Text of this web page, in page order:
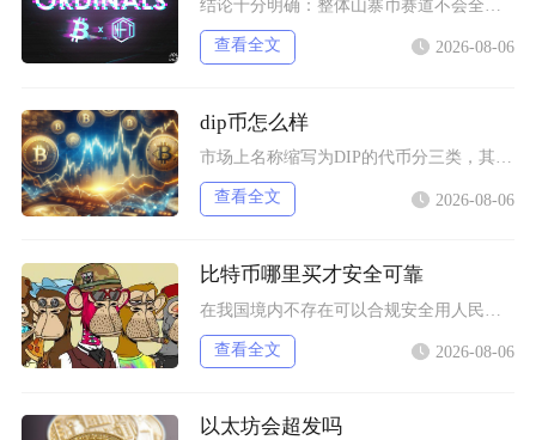
查看全文 2026-08-06
dip币怎么样
市场上名称缩写为DIP的代币分三类，其中具备真实落地业务的EtheriscDIP长期基本面
查看全文 2026-08-06
比特币哪里买才安全可靠
查看全文 2026-08-06
以太坊会超发吗